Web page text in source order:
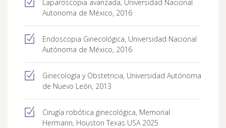
Laparoscopia avanzada, Universidad Nacional
Autonoma de México, 2016
Endoscopia Ginecológica, Universidad Nacional
Autónoma de México, 2016
Ginecología y Obstetricia, Universidad Autónoma
de Nuevo León, 2013
Cirugía robótica ginecológica, Memorial
Hermann, Houston Texas USA 2025